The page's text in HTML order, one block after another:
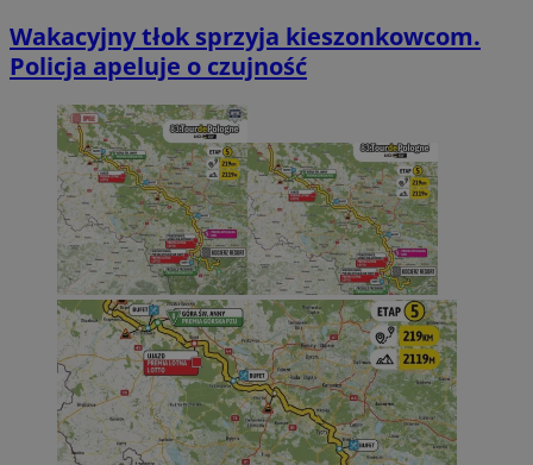
Wakacyjny tłok sprzyja kieszonkowcom.
Policja apeluje o czujność